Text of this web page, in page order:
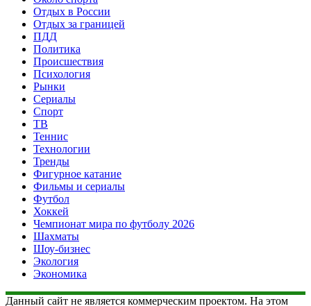
Отдых в России
Отдых за границей
ПДД
Политика
Происшествия
Психология
Рынки
Сериалы
Спорт
ТВ
Теннис
Технологии
Тренды
Фигурное катание
Фильмы и сериалы
Футбол
Хоккей
Чемпионат мира по футболу 2026
Шахматы
Шоу-бизнес
Экология
Экономика
Данный сайт не является коммерческим проектом. На этом